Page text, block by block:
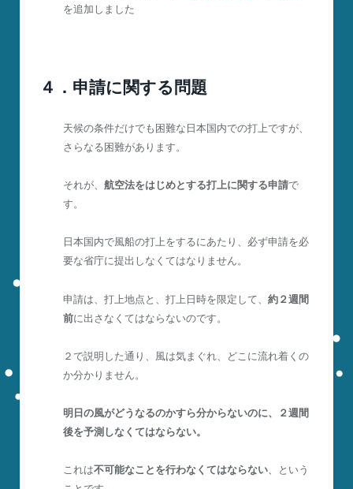
を追加しました
４．申請に関する問題
天候の条件だけでも困難な日本国内での打上ですが、
さらなる困難があります。
それが、 航空法をはじめとする打上に関する申請で
す。
日本国内で風船の打上をするにあたり、必ず申請を必
要な省庁に提出しなくてはなりません。
申請は、打上地点と、打上日時を限定して、 約２週間
前に出さなくてはならないのです。
２で説明した通り、風は気まぐれ、どこに流れ着くの
か分かりません。
明日の風がどうなるのかすら分からないのに、２週間
後を予測しなくてはならない。
これは不可能なことを行わなくてはならない、という